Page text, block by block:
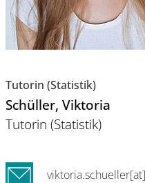
Tutorin (Statistik)
Schüller, Viktoria
Tutorin (Statistik)